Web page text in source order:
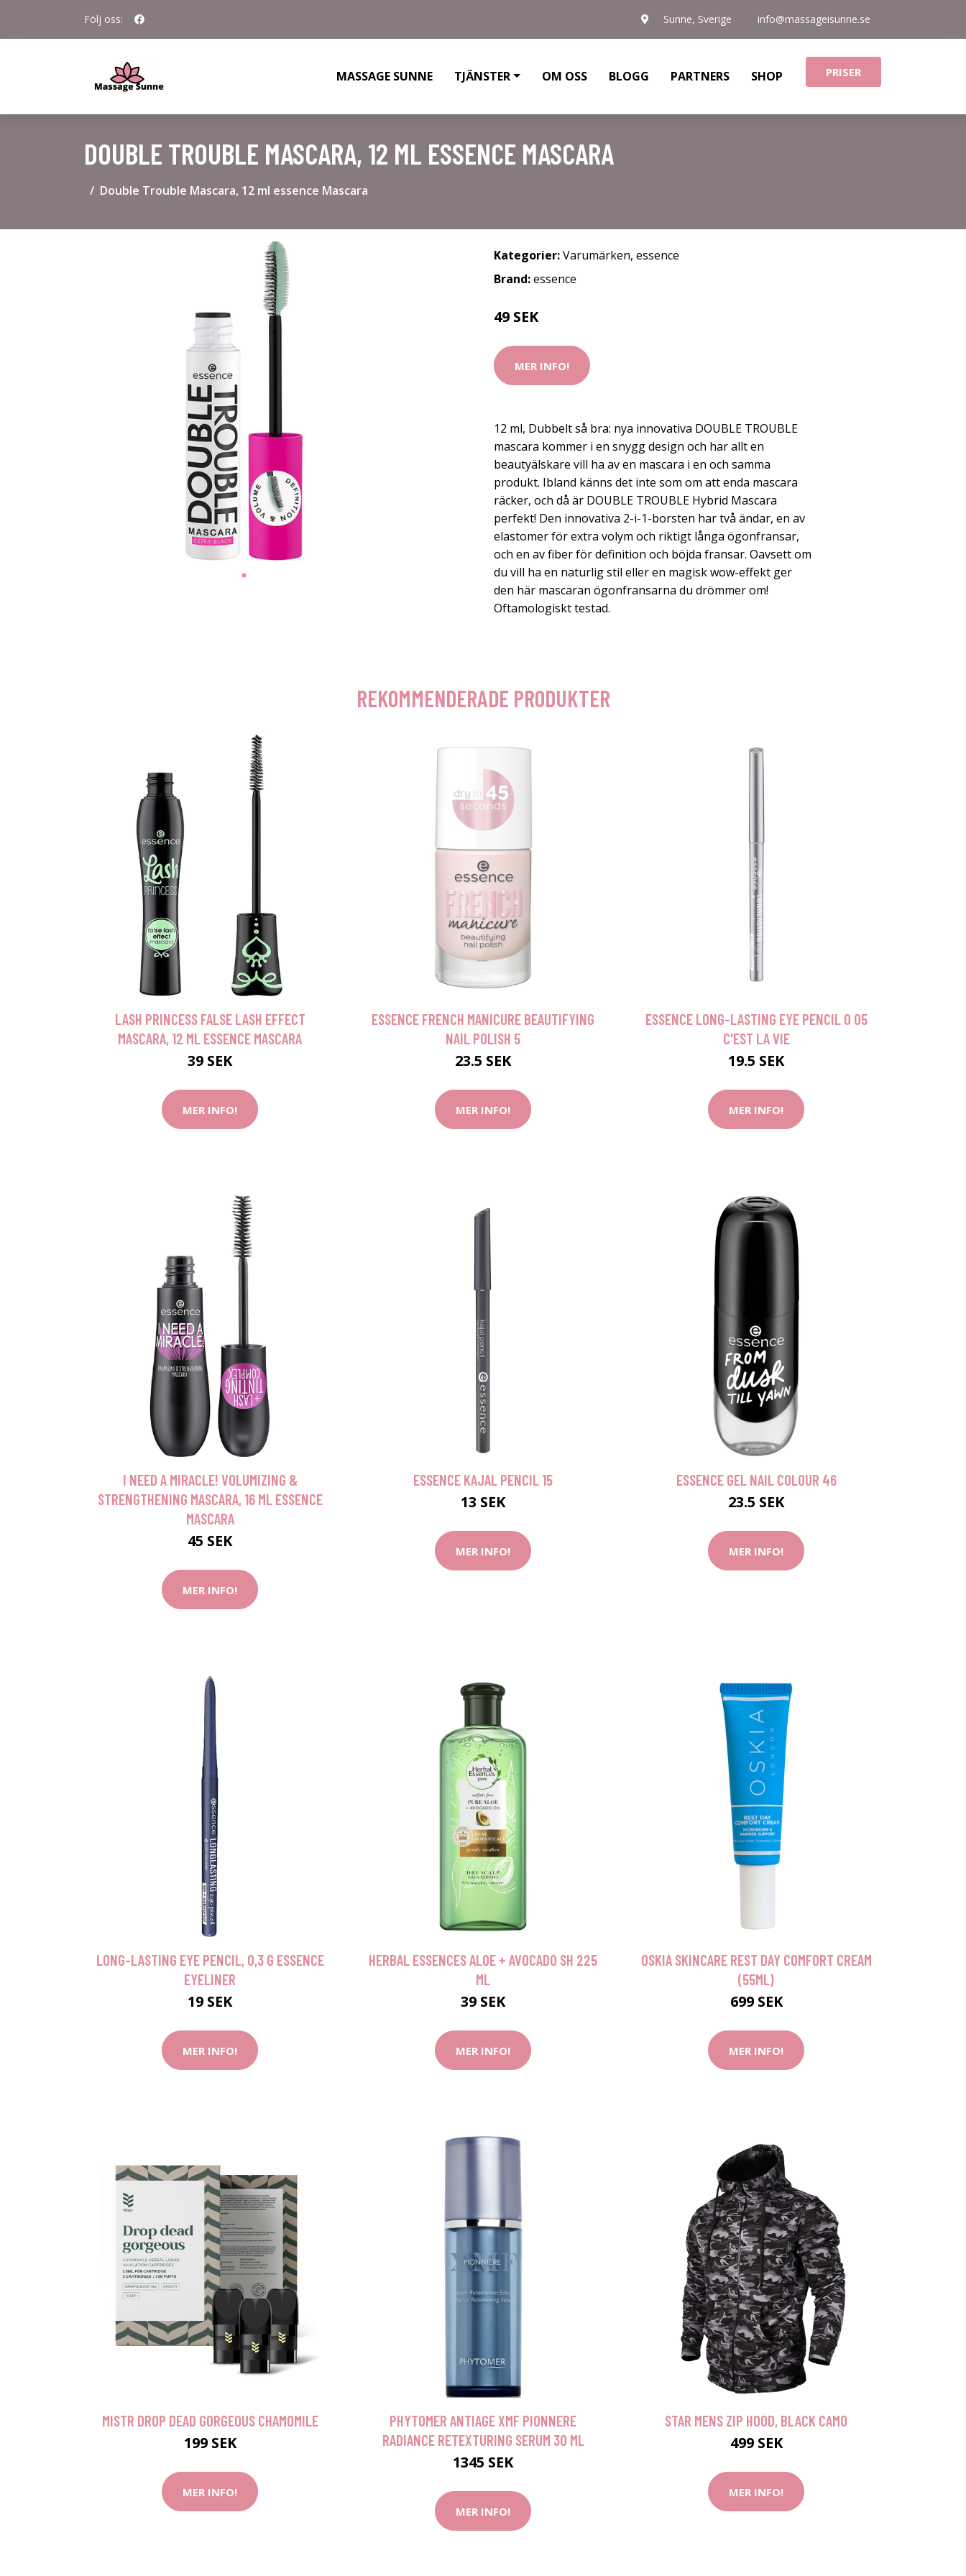
Följ oss: Sunne, Sverige info@massageisunne.se
MASSAGE SUNNE TJÄNSTER OM OSS BLOGG PARTNERS SHOP PRISER
DOUBLE TROUBLE MASCARA, 12 ML ESSENCE MASCARA
Double Trouble Mascara, 12 ml essence Mascara
Kategorier:Varumärken, essence
Brand:essence
49 SEK
MER INFO!
12 ml, Dubbelt så bra: nya innovativa DOUBLE TROUBLE
mascara kommer i en snygg design och har allt en
beautyälskare vill ha av en mascara i en och samma
produkt. Ibland känns det inte som om att enda mascara
räcker, och då är DOUBLE TROUBLE Hybrid Mascara
perfekt! Den innovativa 2-i-1-borsten har två ändar, en av
elastomer för extra volym och riktigt långa ögonfransar,
och en av fiber för definition och böjda fransar. Oavsett om
du vill ha en naturlig stil eller en magisk wow-effekt ger
den här mascaran ögonfransarna du drömmer om!
Oftamologiskt testad.
REKOMMENDERADE PRODUKTER
LASH PRINCESS FALSE LASH EFFECT
MASCARA, 12 ML ESSENCE MASCARA
39 SEK
MER INFO!
ESSENCE FRENCH MANICURE BEAUTIFYING
NAIL POLISH 5
23.5 SEK
MER INFO!
ESSENCE LONG-LASTING EYE PENCIL 0 05
C'EST LA VIE
19.5 SEK
MER INFO!
I NEED A MIRACLE! VOLUMIZING &
STRENGTHENING MASCARA, 16 ML ESSENCE
MASCARA
45 SEK
MER INFO!
ESSENCE KAJAL PENCIL 15
13 SEK
MER INFO!
ESSENCE GEL NAIL COLOUR 46
23.5 SEK
MER INFO!
LONG-LASTING EYE PENCIL, 0,3 G ESSENCE
EYELINER
19 SEK
MER INFO!
HERBAL ESSENCES ALOE + AVOCADO SH 225
ML
39 SEK
MER INFO!
OSKIA SKINCARE REST DAY COMFORT CREAM
(55ML)
699 SEK
MER INFO!
MISTR DROP DEAD GORGEOUS CHAMOMILE
199 SEK
MER INFO!
PHYTOMER ANTIAGE XMF PIONNERE
RADIANCE RETEXTURING SERUM 30 ML
1345 SEK
MER INFO!
STAR MENS ZIP HOOD, BLACK CAMO
499 SEK
MER INFO!